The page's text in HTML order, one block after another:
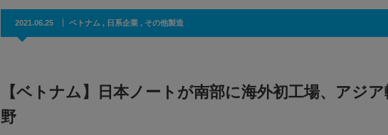
2021.06.25 ベトナム , 日系企業 , その他製造
【ベトナム】日本ノートが南部に海外初工場、アジ
野